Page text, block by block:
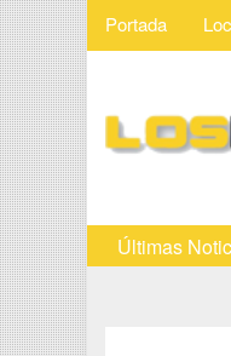
Portada
Últimas
Mexicanas reciben